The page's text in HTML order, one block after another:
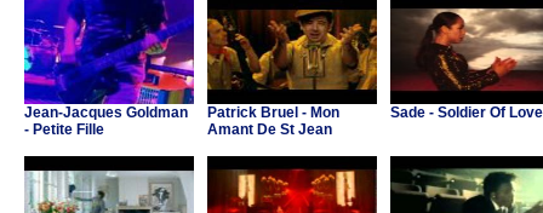
Jean-Jacques Goldman
- Petite Fille
Patrick Bruel - Mon
Amant De St Jean
Sade - Soldier Of Love